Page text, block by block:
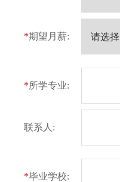
*期望月薪:
*所学专业:
联系人:
*毕业学校: